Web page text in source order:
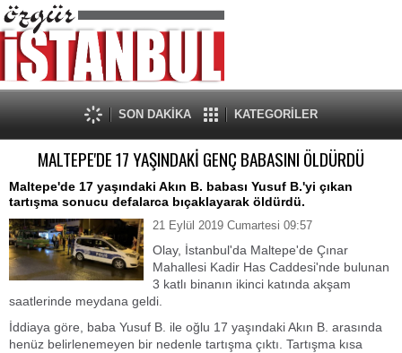
SON DAKİKA KATEGORİLER
MALTEPE'DE 17 YAŞINDAKİ GENÇ BABASINI ÖLDÜRDÜ
Maltepe'de 17 yaşındaki Akın B. babası Yusuf B.'yi çıkan
tartışma sonucu defalarca bıçaklayarak öldürdü.
21 Eylül 2019 Cumartesi 09:57
Olay, İstanbul'da Maltepe'de Çınar
Mahallesi Kadir Has Caddesi'nde bulunan
3 katlı binanın ikinci katında akşam
saatlerinde meydana geldi.
İddiaya göre, baba Yusuf B. ile oğlu 17 yaşındaki Akın B. arasında
henüz belirlenemeyen bir nedenle tartışma çıktı. Tartışma kısa